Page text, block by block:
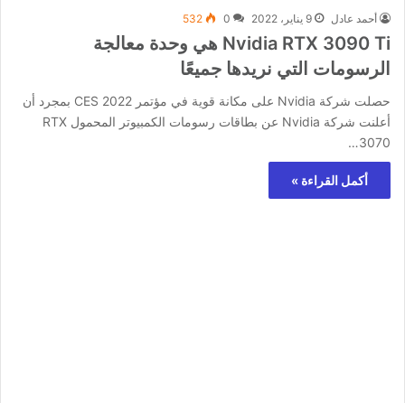
أحمد عادل 9 يناير، 2022 0
532
Nvidia RTX 3090 Ti هي وحدة معالجة
الرسومات التي نريدها جميعًا
حصلت شركة Nvidia على مكانة قوية في مؤتمر CES 2022 بمجرد أن
أعلنت شركة Nvidia عن بطاقات رسومات الكمبيوتر المحمول RTX
3070…
أكمل القراءة »